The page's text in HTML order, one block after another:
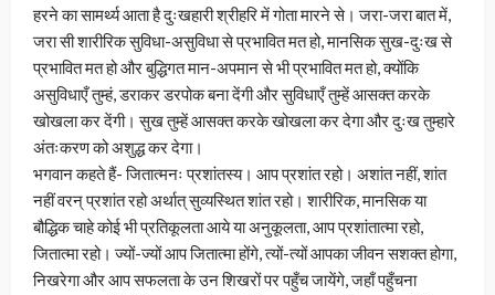
हरने का सामर्थ्य आता है दुःखहारी श्रीहरि में गोता मारने से। जरा-जरा बात में,
जरा सी शारीरिक सुविधा-असुविधा से प्रभावित मत हो, मानसिक सुख-दुःख से
प्रभावित मत हो और बुद्धिगत मान-अपमान से भी प्रभावित मत हो, क्योंकि
असुविधाएँ तुम्हं, डराकर डरपोक बना देंगी और सुविधाएँ तुम्हें आसक्त करके
खोखला कर देंगी। सुख तुम्हें आसक्त करके खोखला कर देगा और दुःख तुम्हारे
अंतःकरण को अशुद्ध कर देगा।
भगवान कहते हैं- जितात्मनः प्रशांतस्य। आप प्रशांत रहो। अशांत नहीं, शांत
नहीं वरन् प्रशांत रहो अर्थात् सुव्यस्थित शांत रहो। शारीरिक, मानसिक या
बौद्धिक चाहे कोई भी प्रतिकूलता आये या अनुकूलता, आप प्रशांतात्मा रहो,
जितात्मा रहो। ज्यों-ज्यों आप जितात्मा होंगे, त्यों-त्यों आपका जीवन सशक्त होगा,
निखरेगा और आप सफलता के उन शिखरों पर पहुँच जायेंगे, जहाँ पहुँचना